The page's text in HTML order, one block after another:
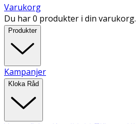
Varukorg
Du har 0 produkter i din varukorg.
Produkter
Kampanjer
Kloka Råd